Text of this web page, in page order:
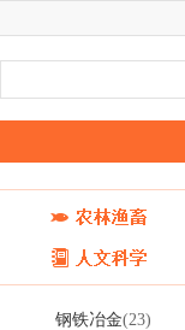
钢铁冶金(23)